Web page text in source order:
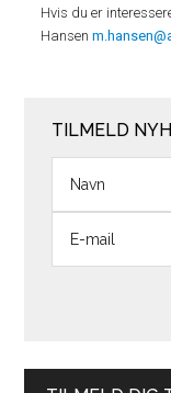
Hvis du er
Hansen
TILMELD